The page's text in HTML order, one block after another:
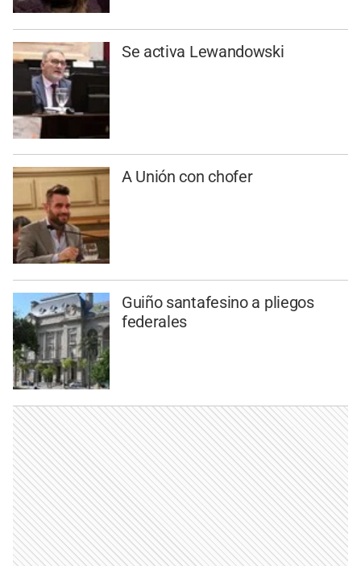
Se activa Lewandowski
A Unión con chofer
Guiño santafesino a pliegos
federales